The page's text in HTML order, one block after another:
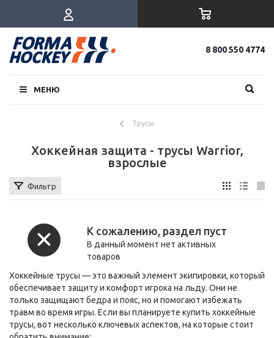
8 800 550 4774
МЕНЮ
Трусы
Хоккейная защита - трусы Warrior,
взрослые
Фильтр
К сожалению, раздел пуст
В данный момент нет активных
товаров
Хоккейные трусы — это важный элемент экипировки, который
обеспечивает защиту и комфорт игрока на льду. Они не
только защищают бедра и пояс, но и помогают избежать
травм во время игры. Если вы планируете купить хоккейные
трусы, вот несколько ключевых аспектов, на которые стоит